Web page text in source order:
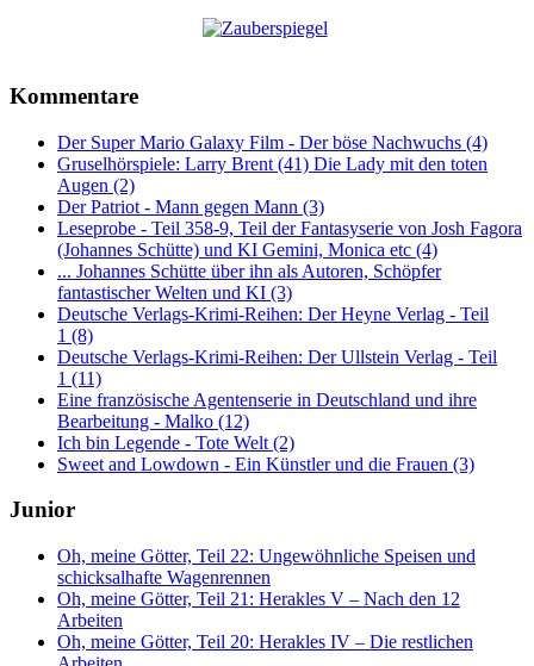
Kommentare
Der Super Mario Galaxy Film - Der böse Nachwuchs (4)
Gruselhörspiele: Larry Brent (41) Die Lady mit den toten
Augen (2)
Der Patriot - Mann gegen Mann (3)
Leseprobe - Teil 358-9, Teil der Fantasyserie von Josh Fagora
(Johannes Schütte) und KI Gemini, Monica etc (4)
... Johannes Schütte über ihn als Autoren, Schöpfer
fantastischer Welten und KI (3)
Deutsche Verlags-Krimi-Reihen: Der Heyne Verlag - Teil
1 (8)
Deutsche Verlags-Krimi-Reihen: Der Ullstein Verlag - Teil
1 (11)
Eine französische Agentenserie in Deutschland und ihre
Bearbeitung - Malko (12)
Ich bin Legende - Tote Welt (2)
Sweet and Lowdown - Ein Künstler und die Frauen (3)
Junior
Oh, meine Götter, Teil 22: Ungewöhnliche Speisen und
schicksalhafte Wagenrennen
Oh, meine Götter, Teil 21: Herakles V – Nach den 12
Arbeiten
Oh, meine Götter, Teil 20: Herakles IV – Die restlichen